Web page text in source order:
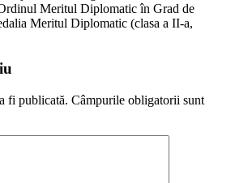
Meritul Diplomatic în Grad de
Meritul Diplomatic (clasa a II-a,
fi publicată. Câmpurile obligatorii sunt